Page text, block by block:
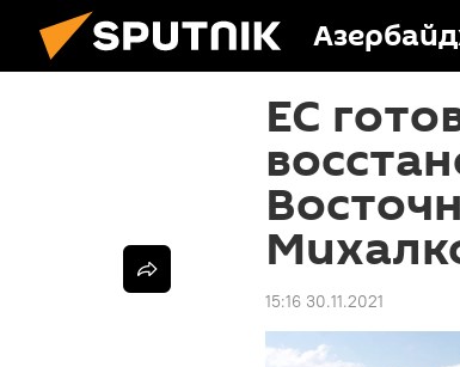
ЕС
15:16 30.11.2021